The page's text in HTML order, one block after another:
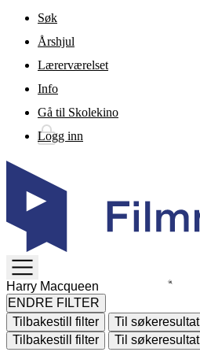
Gå til hovedinnhold
Søk
Årshjul
Lærerværelset
Info
Gå til Skolekino
Logg inn
TOGGLE
MENU
ENDRE FILTER
Tilbakestill filter
Til søkeresultat
Tilbakestill filter
Til søkeresultat